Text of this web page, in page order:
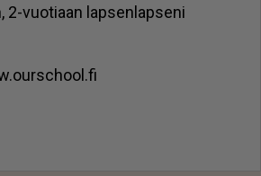
2-vuo­ti­aan lap­sen­lap­se­ni